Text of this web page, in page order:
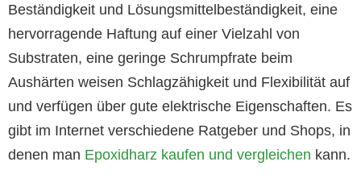
Beständigkeit und Lösungsmittelbeständigkeit, eine
hervorragende Haftung auf einer Vielzahl von
Substraten, eine geringe Schrumpfrate beim
Aushärten weisen Schlagzähigkeit und Flexibilität auf
und verfügen über gute elektrische Eigenschaften. Es
gibt im Internet verschiedene Ratgeber und Shops, in
denen man Epoxidharz kaufen und vergleichen kann.